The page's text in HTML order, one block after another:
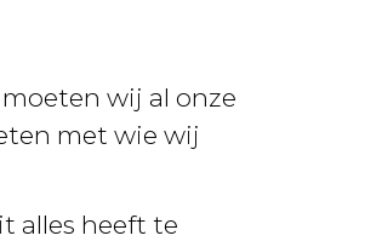
wij al onze
met wie wij
alles heeft te